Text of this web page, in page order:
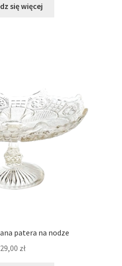
się więcej
patera na nodze
zł